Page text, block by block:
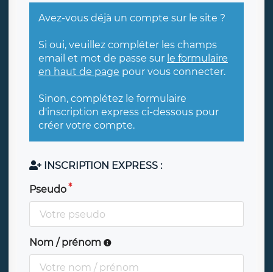
Avez-vous déjà un compte sur le site ?
Si oui, veuillez compléter les champs
email et mot de passe sur le formulaire
en haut de page pour vous connecter.
Sinon, complétez le formulaire
d'inscription express ci-dessous pour
créer votre compte.
INSCRIPTION EXPRESS :
Pseudo
Nom / prénom